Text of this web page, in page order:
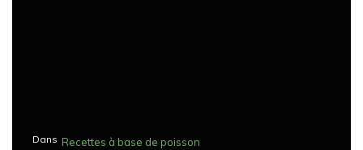
Dans Recettes à base de poisson